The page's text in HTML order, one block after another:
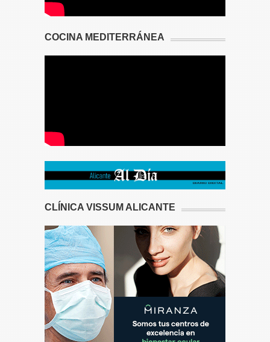
COCINA MEDITERRÁNEA
CLÍNICA VISSUM ALICANTE